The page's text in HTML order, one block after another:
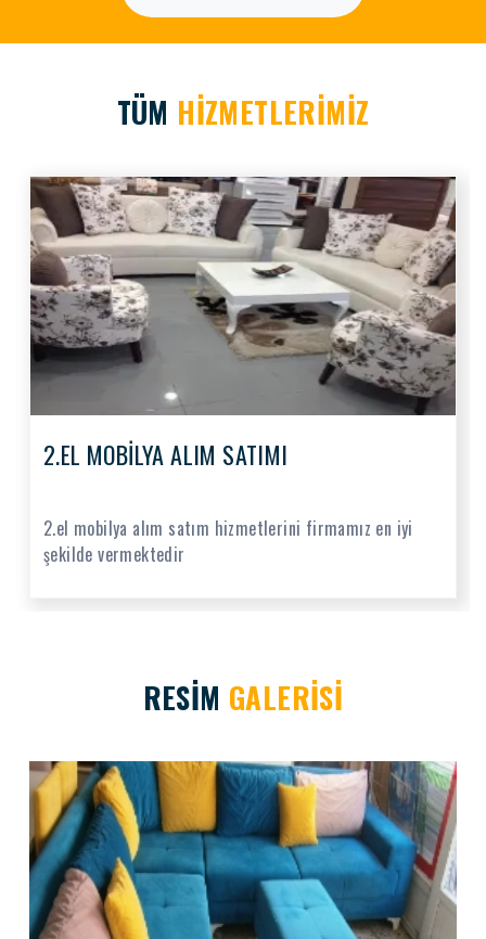
TÜM HİZMETLERİMİZ
2.EL MOBİLYA ALIM SATIMI
2.el mobilya alım satım hizmetlerini firmamız en iyi
şekilde vermektedir
RESİM GALERİSİ